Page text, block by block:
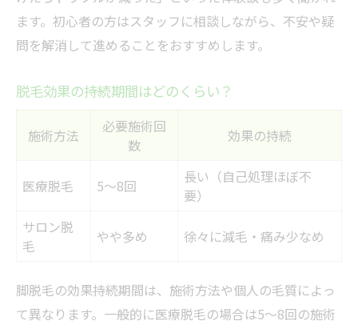
ます。初心者の方はスタッフに相談しながら、不安や疑
問を解消して進めることをおすすめします。
脱毛効果の持続期間はどのくらい？
施術方法
必要施術回
数
効果の持続
医療脱毛 5～8回
長い（自己処理ほぼ不
要）
サロン脱
毛
やや多め 徐々に減毛・痛み少なめ
脚脱毛の効果持続期間は、施術方法や個人の毛質によっ
て異なります。一般的に医療脱毛の場合は5〜8回の施術